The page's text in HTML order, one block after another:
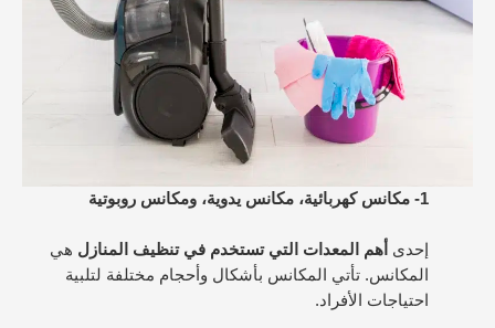
1- مكانس كهربائية، مكانس يدوية، ومكانس روبوتية
إحدى أهم المعدات التي تستخدم في تنظيف المنازل هي
المكانس. تأتي المكانس بأشكال وأحجام مختلفة لتلبية
احتياجات الأفراد.